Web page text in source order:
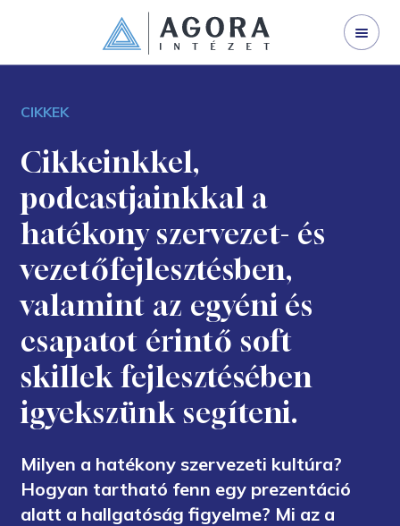
WEBINÁRJAINK
VEZETŐFEJLESZTÉS
VÁLLALATI TRÉNING
I LAND
NYÍLT KÉPZÉS
GINOP 3.2.1-21
KAPCSOLAT
RÓLUNK
CIKKEK
Cikkeinkkel,
podcastjainkkal a
hatékony szervezet- és
vezetőfejlesztésben,
valamint az egyéni és
csapatot érintő soft
skillek fejlesztésében
igyekszünk segíteni.
Milyen a hatékony szervezeti kultúra?
Hogyan tartható fenn egy prezentáció
alatt a hallgatóság figyelme? Mi az a